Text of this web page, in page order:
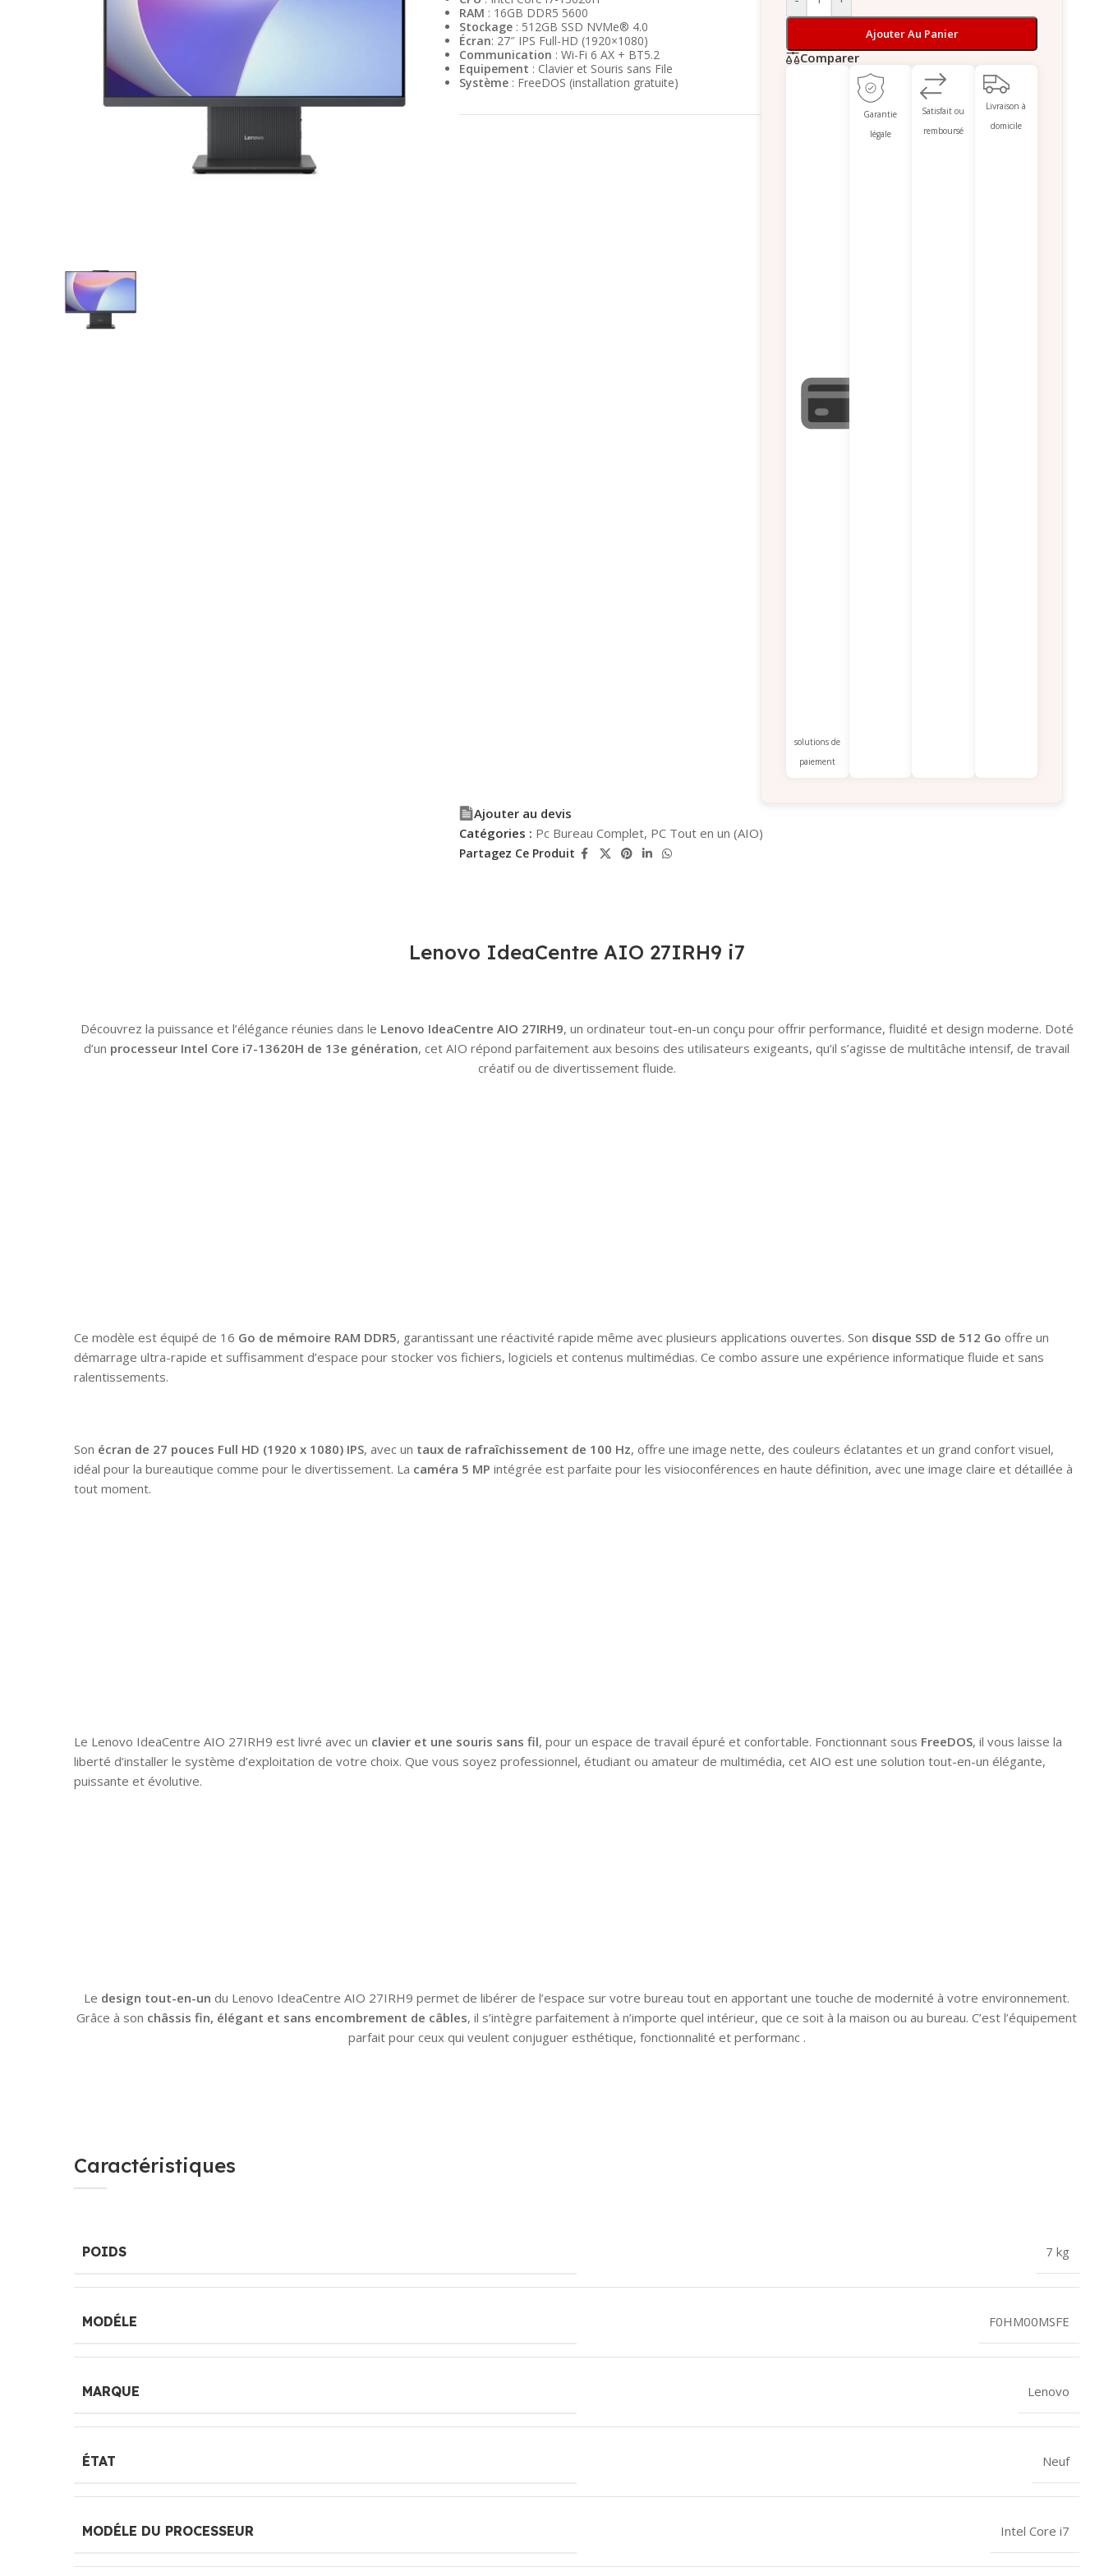
RAM : 16GB DDR5 5600
Stockage: 512GB SSD NVMe® 4.0
Écran: 27″ IPS Full-HD (1920×1080)
Communication : Wi-Fi 6 AX + BT5.2
Equipement : Clavier et Souris sans File
Système: FreeDOS (installation gratuite)
Ajouter Au Panier
Comparer
solutions de
paiement
Garantie
légale
Satisfait ou
remboursé
Livraison à
domicile
Ajouter au devis
Catégories : Pc Bureau Complet, PC Tout en un (AIO)
Partagez Ce Produit
Lenovo IdeaCentre AIO 27IRH9 i7
Découvrez la puissance et l’élégance réunies dans le Lenovo IdeaCentre AIO 27IRH9, un ordinateur tout-en-un conçu pour offrir performance, fluidité et design moderne. Doté
d’un processeur Intel Core i7-13620H de 13e génération, cet AIO répond parfaitement aux besoins des utilisateurs exigeants, qu’il s’agisse de multitâche intensif, de travail
créatif ou de divertissement fluide.
Ce modèle est équipé de 16 Go de mémoire RAM DDR5, garantissant une réactivité rapide même avec plusieurs applications ouvertes. Son disque SSD de 512 Go offre un
démarrage ultra-rapide et suffisamment d’espace pour stocker vos fichiers, logiciels et contenus multimédias. Ce combo assure une expérience informatique fluide et sans
ralentissements.
Son écran de 27 pouces Full HD (1920 x 1080) IPS, avec un taux de rafraîchissement de 100 Hz, offre une image nette, des couleurs éclatantes et un grand confort visuel,
idéal pour la bureautique comme pour le divertissement. La caméra 5 MP intégrée est parfaite pour les visioconférences en haute définition, avec une image claire et détaillée à
tout moment.
Le Lenovo IdeaCentre AIO 27IRH9 est livré avec un clavier et une souris sans fil, pour un espace de travail épuré et confortable. Fonctionnant sous FreeDOS, il vous laisse la
liberté d’installer le système d’exploitation de votre choix. Que vous soyez professionnel, étudiant ou amateur de multimédia, cet AIO est une solution tout-en-un élégante,
puissante et évolutive.
Le design tout-en-un du Lenovo IdeaCentre AIO 27IRH9 permet de libérer de l’espace sur votre bureau tout en apportant une touche de modernité à votre environnement.
Grâce à son châssis fin, élégant et sans encombrement de câbles, il s’intègre parfaitement à n’importe quel intérieur, que ce soit à la maison ou au bureau. C’est l’équipement
parfait pour ceux qui veulent conjuguer esthétique, fonctionnalité et performanc .
Caractéristiques
POIDS 7 kg
MODÉLE F0HM00MSFE
MARQUE Lenovo
ÉTAT Neuf
MODÉLE DU PROCESSEUR Intel Core i7